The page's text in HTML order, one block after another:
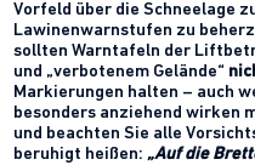
Vorfeld über die Schneelage
Lawinenwarnstufen zu
sollten Warntafeln der
und „verbotenem Gelände“
Markierungen halten – auch
besonders anziehend wirken
und beachten Sie alle
beruhigt heißen: „Auf die